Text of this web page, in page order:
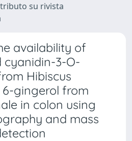
su rivista
availability of
cyanidin-3-O-
Hibiscus
gingerol from
in colon using
and mass